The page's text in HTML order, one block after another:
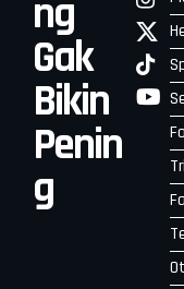
ng
Gak
Bikin
Penin
g